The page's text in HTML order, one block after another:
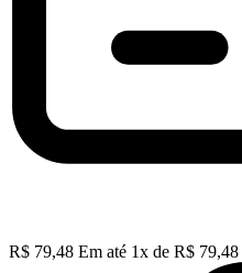
R$ 79,48 Em até 1x de R$ 79,48